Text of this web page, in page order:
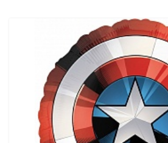
22"-32" с рисунком
Без рисунка
Без рисунка блеск
Ходячие фигуры
Шары фигурные большие
Шары фигурные малые